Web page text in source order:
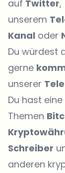
auf Twitter,
unserem
Kanal oder
Du würdest
gerne
unserer
Du hast
Themen
Schreiber
anderen